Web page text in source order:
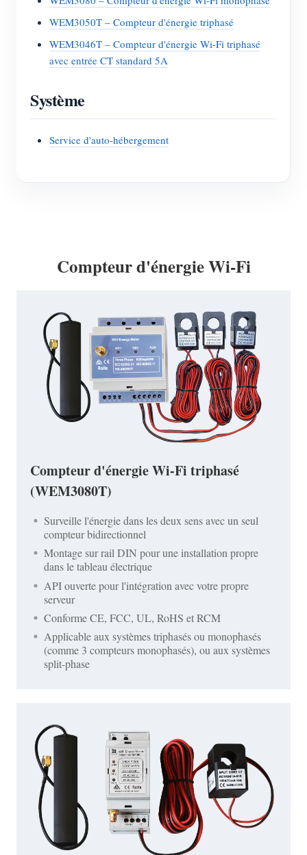
WEM3050T – Compteur d'énergie triphasé
WEM3046T – Compteur d'énergie Wi-Fi triphasé
avec entrée CT standard 5A
Système
Service d'auto-hébergement
Compteur d'énergie Wi-Fi
Compteur d'énergie Wi-Fi triphasé
(WEM3080T)
Surveille l'énergie dans les deux sens avec un seul
compteur bidirectionnel
Montage sur rail DIN pour une installation propre
dans le tableau électrique
API ouverte pour l'intégration avec votre propre
serveur
Conforme CE, FCC, UL, RoHS et RCM
Applicable aux systèmes triphasés ou monophasés
(comme 3 compteurs monophasés), ou aux systèmes
split-phase